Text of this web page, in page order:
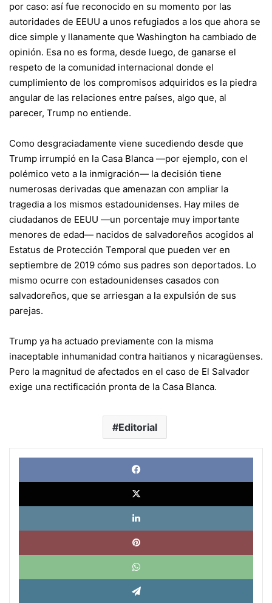
por caso: así fue reconocido en su momento por las
autoridades de EEUU a unos refugiados a los que ahora se
dice simple y llanamente que Washington ha cambiado de
opinión. Esa no es forma, desde luego, de ganarse el
respeto de la comunidad internacional donde el
cumplimiento de los compromisos adquiridos es la piedra
angular de las relaciones entre países, algo que, al
parecer, Trump no entiende.
Como desgraciadamente viene sucediendo desde que
Trump irrumpió en la Casa Blanca —por ejemplo, con el
polémico veto a la inmigración— la decisión tiene
numerosas derivadas que amenazan con ampliar la
tragedia a los mismos estadounidenses. Hay miles de
ciudadanos de EEUU —un porcentaje muy importante
menores de edad— nacidos de salvadoreños acogidos al
Estatus de Protección Temporal que pueden ver en
septiembre de 2019 cómo sus padres son deportados. Lo
mismo ocurre con estadounidenses casados con
salvadoreños, que se arriesgan a la expulsión de sus
parejas.
Trump ya ha actuado previamente con la misma
inaceptable inhumanidad contra haitianos y nicaragüenses.
Pero la magnitud de afectados en el caso de El Salvador
exige una rectificación pronta de la Casa Blanca.
Editorial
X